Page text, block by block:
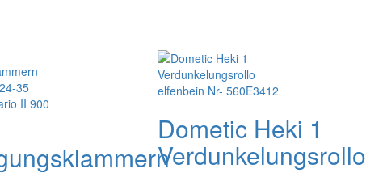
Dometic Heki 1
Verdunkelungsrollo